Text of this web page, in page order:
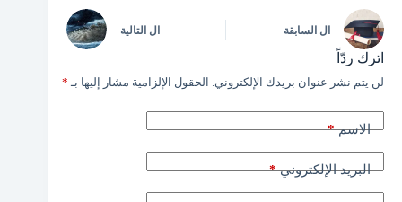
ال السابقة ال التالية
اترك ردّاً
لن يتم نشر عنوان بريدك الإلكتروني. الحقول الإلزامية مشار إليها بـ *
الاسم*
البريد الإلكتروني*